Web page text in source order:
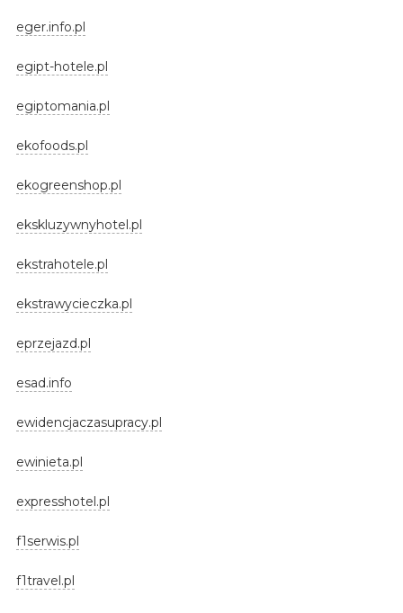
eger.info.pl
egipt-hotele.pl
egiptomania.pl
ekofoods.pl
ekogreenshop.pl
ekskluzywnyhotel.pl
ekstrahotele.pl
ekstrawycieczka.pl
eprzejazd.pl
esad.info
ewidencjaczasupracy.pl
ewinieta.pl
expresshotel.pl
f1serwis.pl
f1travel.pl